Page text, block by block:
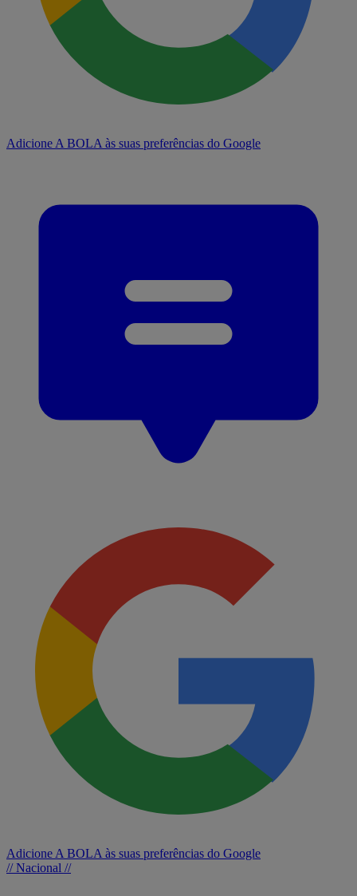
Adicione A BOLA às suas preferências do Google
Adicione A BOLA às suas preferências do Google
// Nacional //